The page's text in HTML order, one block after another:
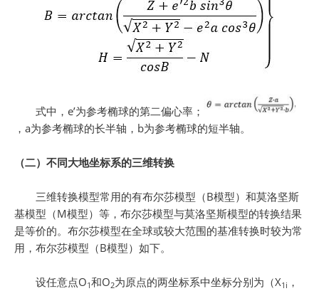
式中，e’为参考椭球的第二偏心率；
，a为参考椭球的长半轴，b为参考椭球的短半轴。
（二）不同大地坐标系的三维转换
三维转换模型常用的有布尔莎模型（B模型）和莫洛坚斯
基模型（M模型）等，布尔莎模型与莫洛坚斯模型的转换结果
是等价的。布尔莎模型在全球或较大范围的基准转换时较为常
用，布尔莎模型（B模型）如下。
设任意点O1和O2为原点的两坐标系中坐标分别为（X1i ，